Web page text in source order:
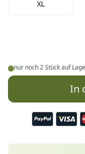
XL
nur noch 2 Stück auf
In